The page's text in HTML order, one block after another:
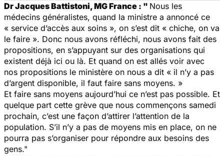
Dr Jacques Battistoni, MG France : " Nous les
médecins généralistes, quand la ministre a annoncé ce
« service d’accès aux soins », on s’est dit « chiche, on va
le faire ». Donc nous avons réfléchi, nous avons fait des
propositions, en s’appuyant sur des organisations qui
existent déjà ici ou là. Et quand on est allés voir avec
nos propositions le ministère on nous a dit « il n’y a pas
d’argent disponible, il faut faire sans moyens. »
Et faire sans moyens aujourd’hui ce n’est pas possible. Et
quelque part cette grève que nous commençons samedi
prochain, c’est une façon d’attirer l’attention de la
population. S’il n’y a pas de moyens mis en place, on ne
pourra pas s’organiser pour répondre aux besoins des
gens."